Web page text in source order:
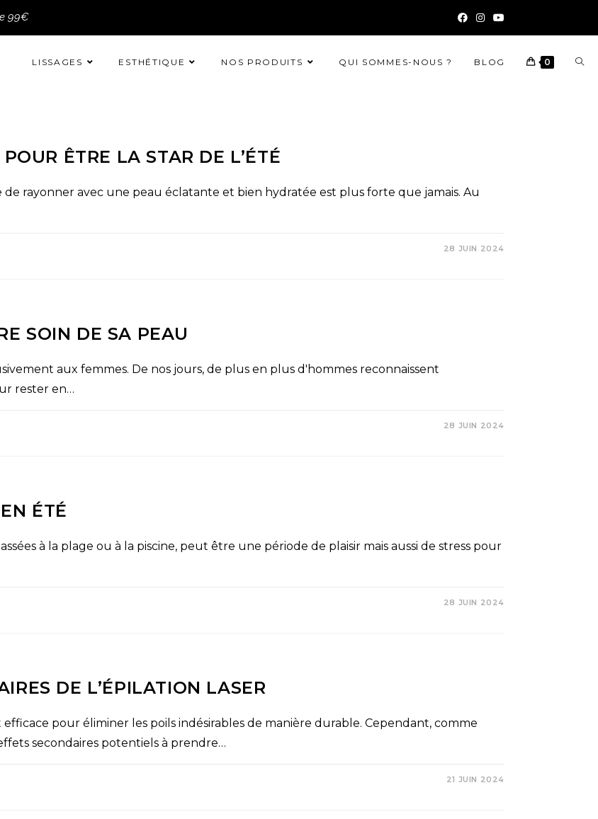
99€
LISSAGES ESTHÉTIQUE NOS PRODUITS QUI SOMMES-NOUS ? BLOG 0
ÊTRE LA STAR DE L’ÉTÉ
de rayonner avec une peau éclatante et bien hydratée est plus forte que jamais. Au
28 JUIN 2024
SOIN DE SA PEAU
aux femmes. De nos jours, de plus en plus d'hommes reconnaissent
rester en…
28 JUIN 2024
ÉTÉ
à la plage ou à la piscine, peut être une période de plaisir mais aussi de stress pour
28 JUIN 2024
DE L’ÉPILATION LASER
pour éliminer les poils indésirables de manière durable. Cependant, comme
secondaires potentiels à prendre…
21 JUIN 2024